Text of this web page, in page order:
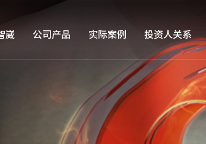
崴 公司产品 实际案例 投资人关系